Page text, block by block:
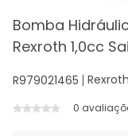
Bomba
Rexroth 1,0cc
R979021465 Rexroth
0